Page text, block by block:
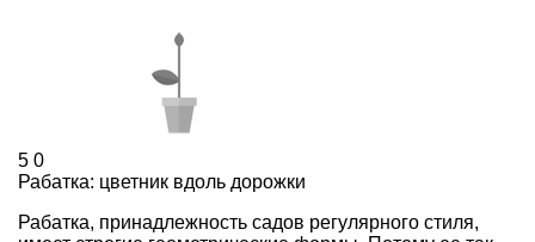
5 0
Рабатка: цветник вдоль дорожки
Рабатка, принадлежность садов регулярного стиля,